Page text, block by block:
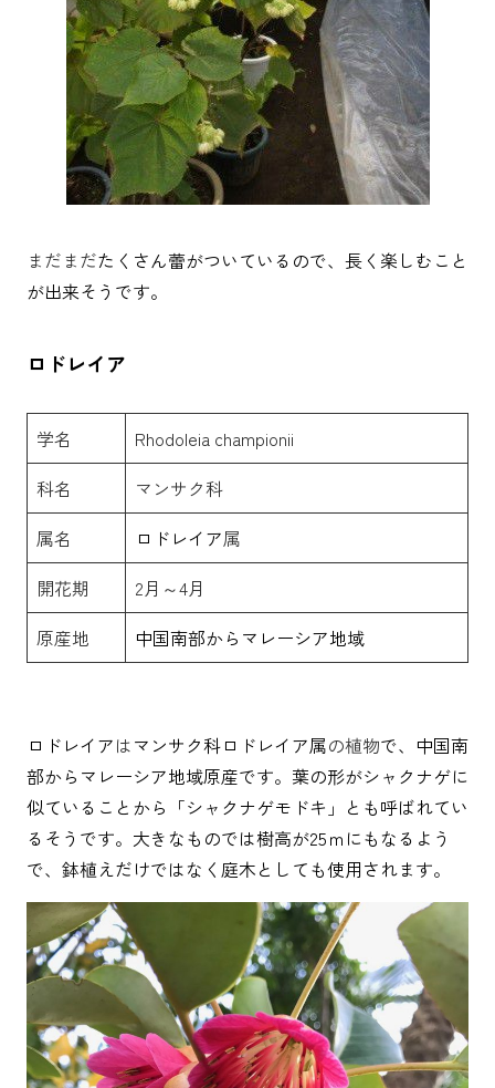
まだまだたくさん蕾がついているので、長く楽しむこと
が出来そうです。
ロドレイア
学名
Rhodoleia championii
科名
マンサク科
属名
ロドレイア属
開花期
2月～4月
原産地
中国南部からマレーシア地域
ロドレイアはマンサク科ロドレイア属の植物で、中国南
部からマレーシア地域原産です。葉の形がシャクナゲに
似ていることから「シャクナゲモドキ」とも呼ばれてい
るそうです。大きなものでは樹高が25ｍにもなるよう
で、鉢植えだけではなく庭木としても使用されます。